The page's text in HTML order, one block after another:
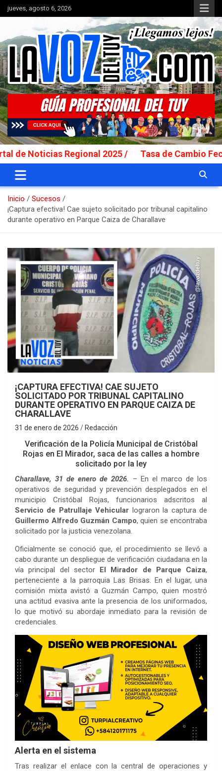
Saltar
al
jueves, agosto 6, 2026
La Voz del Tuy
Portal de noticias
Regional 2025 / Tasa de Cambio Fecha
Inicio
Sucesos
¡Captura efectiva! Cae sujeto solicitado por tribunal capitalino
durante operativo en Parque Caiza de Charallave
¡CAPTURA EFECTIVA! CAE SUJETO
SOLICITADO POR TRIBUNAL CAPITALINO
DURANTE OPERATIVO EN PARQUE CAIZA DE
CHARALLAVE
31 de enero de 2026 Redacción
Verificación de la Policía Municipal de Cristóbal
Rojas en El Mirador, saca de las calles a hombre
solicitado por la ley
Charallave, 31 de enero de 2026. – En el marco de los
operativos de seguridad y prevención desplegados en el
municipio Cristóbal Rojas, funcionarios adscritos al
Servicio de Patrullaje Vehicular lograron la captura de
Guillermo Alfredo Guzmán Campo, quien se encontraba
solicitado por la justicia venezolana.
Oficialmente se conoció que, el procedimiento se llevó a
cabo durante un despliegue de verificación ciudadana en la
vía principal del sector El Mirador de Parque Caiza,
perteneciente a la parroquia Las Brisas. En el lugar, una
comisión mixta avistó a Guzmán Campo, quien mostró
una actitud evasiva ante la presencia de los uniformados,
lo que motivó su abordaje inmediato para la revisión de
credenciales.
Alerta en el sistema
Tras realizar el enlace con la central de operaciones y